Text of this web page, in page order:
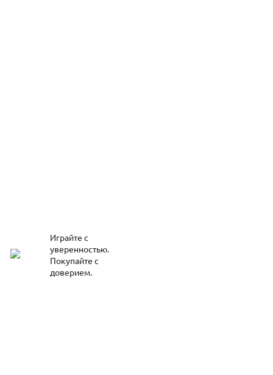
Играйте с
уверенностью.
Покупайте с
доверием.